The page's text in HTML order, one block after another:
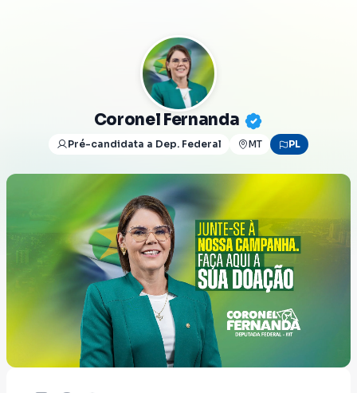
Coronel Fernanda
Pré-candidata a Dep. Federal MT PL